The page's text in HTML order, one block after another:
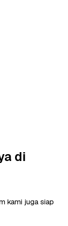
di
kami juga siap